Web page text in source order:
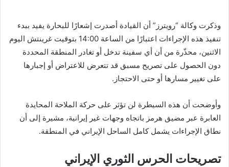
وذكرت وكالة “رويترز” أن القيادة أصدرت إشعارًا للبحارة يفيد ببدء
تنفيذ هذه الإجراءات اعتبارًا من الساعة 14:00 بتوقيت غرينتش اليوم
الاثنين، محذّرة من أن أي سفينة تدخل أو تغادر المنطقة المحددة
دون الحصول على تصريح مسبق قد تتعرض للاعتراض أو إجبارها
على تغيير مسارها أو حتى الاحتجاز.
وأوضحت أن هذه السيطرة لن تؤثر على حركة الملاحة المحايدة
العابرة عبر مضيق هرمز باتجاه وجهات غير إيرانية، مشيرة إلى أن
نطاق الإجراءات يشمل كامل الساحل الإيراني في المنطقة.
تصريحات الحرس الثوري الإيراني